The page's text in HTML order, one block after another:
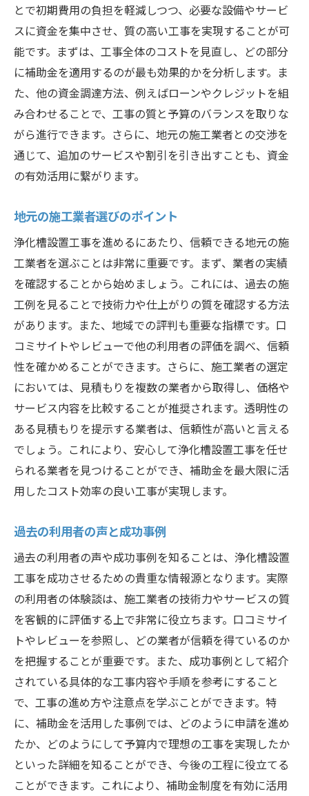
とで初期費用の負担を軽減しつつ、必要な設備やサービ
スに資金を集中させ、質の高い工事を実現することが可
能です。まずは、工事全体のコストを見直し、どの部分
に補助金を適用するのが最も効果的かを分析します。ま
た、他の資金調達方法、例えばローンやクレジットを組
み合わせることで、工事の質と予算のバランスを取りな
がら進行できます。さらに、地元の施工業者との交渉を
通じて、追加のサービスや割引を引き出すことも、資金
の有効活用に繋がります。
地元の施工業者選びのポイント
浄化槽設置工事を進めるにあたり、信頼できる地元の施
工業者を選ぶことは非常に重要です。まず、業者の実績
を確認することから始めましょう。これには、過去の施
工例を見ることで技術力や仕上がりの質を確認する方法
があります。また、地域での評判も重要な指標です。口
コミサイトやレビューで他の利用者の評価を調べ、信頼
性を確かめることができます。さらに、施工業者の選定
においては、見積もりを複数の業者から取得し、価格や
サービス内容を比較することが推奨されます。透明性の
ある見積もりを提示する業者は、信頼性が高いと言える
でしょう。これにより、安心して浄化槽設置工事を任せ
られる業者を見つけることができ、補助金を最大限に活
用したコスト効率の良い工事が実現します。
過去の利用者の声と成功事例
過去の利用者の声や成功事例を知ることは、浄化槽設置
工事を成功させるための貴重な情報源となります。実際
の利用者の体験談は、施工業者の技術力やサービスの質
を客観的に評価する上で非常に役立ちます。口コミサイ
トやレビューを参照し、どの業者が信頼を得ているのか
を把握することが重要です。また、成功事例として紹介
されている具体的な工事内容や手順を参考にすること
で、工事の進め方や注意点を学ぶことができます。特
に、補助金を活用した事例では、どのように申請を進め
たか、どのようにして予算内で理想の工事を実現したか
といった詳細を知ることができ、今後の工程に役立てる
ことができます。これにより、補助金制度を有効に活用